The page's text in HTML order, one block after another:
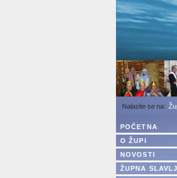
POČETNA
O ŽUPI
NOVOSTI
ŽUPNA